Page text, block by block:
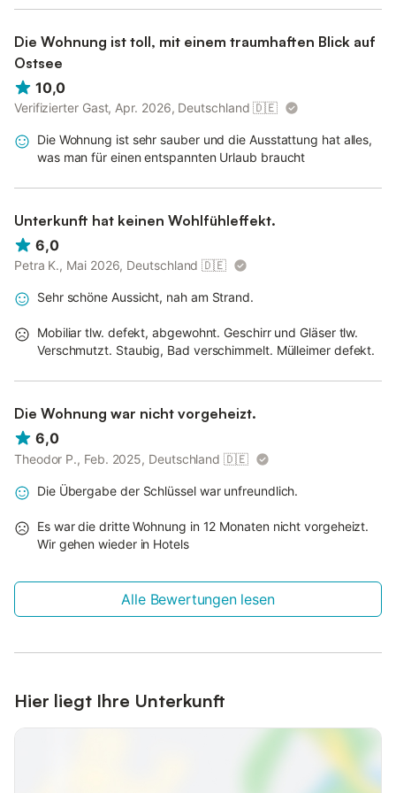
Die Wohnung ist toll, mit einem traumhaften Blick auf
Ostsee
10,0
Verifizierter Gast, Apr. 2026, Deutschland 🇩🇪
Die Wohnung ist sehr sauber und die Ausstattung hat alles,
was man für einen entspannten Urlaub braucht
Unterkunft hat keinen Wohlfühleffekt.
6,0
Petra K., Mai 2026, Deutschland 🇩🇪
Sehr schöne Aussicht, nah am Strand.
Mobiliar tlw. defekt, abgewohnt. Geschirr und Gläser tlw.
Verschmutzt. Staubig, Bad verschimmelt. Mülleimer defekt.
Die Wohnung war nicht vorgeheizt.
6,0
Theodor P., Feb. 2025, Deutschland 🇩🇪
Die Übergabe der Schlüssel war unfreundlich.
Es war die dritte Wohnung in 12 Monaten nicht vorgeheizt.
Wir gehen wieder in Hotels
Alle Bewertungen lesen
Hier liegt Ihre Unterkunft